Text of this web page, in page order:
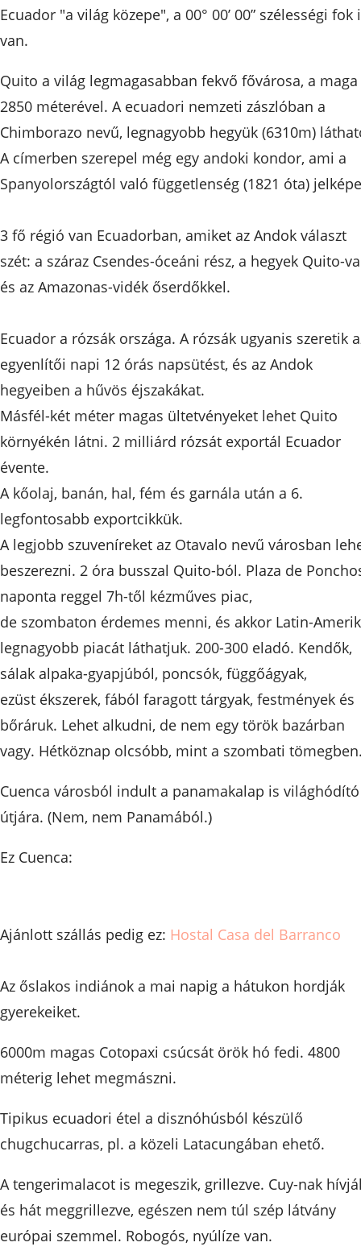
Ecuador "a világ közepe", a 00° 00’ 00” szélességi fok
van.
Quito a világ legmagasabban fekvő fővárosa, a maga
2850 méterével. A ecuadori nemzeti zászlóban a
Chimborazo nevű, legnagyobb hegyük (6310m)
A címerben szerepel még egy andoki kondor, ami a
Spanyolországtól való függetlenség (1821 óta) jelképe
3 fő régió van Ecuadorban, amiket az Andok választ
szét: a száraz Csendes-óceáni rész, a hegyek Quito-
és az Amazonas-vidék őserdőkkel.
Ecuador a rózsák országa. A rózsák ugyanis szeretik
egyenlítői napi 12 órás napsütést, és az Andok
hegyeiben a hűvös éjszakákat.
Másfél-két méter magas ültetvényeket lehet Quito
környékén látni. 2 milliárd rózsát exportál Ecuador
évente.
A kőolaj, banán, hal, fém és garnála után a 6.
legfontosabb exportcikkük.
A legjobb szuveníreket az Otavalo nevű városban
beszerezni. 2 óra busszal Quito-ból. Plaza de
naponta reggel 7h-től kézműves piac,
de szombaton érdemes menni, és akkor Latin-
legnagyobb piacát láthatjuk. 200-300 eladó. Kendők,
sálak alpaka-gyapjúból, poncsók, függőágyak,
ezüst ékszerek, fából faragott tárgyak, festmények és
bőráruk. Lehet alkudni, de nem egy török bazárban
vagy. Hétköznap olcsóbb, mint a szombati
Cuenca városból indult a panamakalap is világhódító
útjára. (Nem, nem Panamából.)
Ez Cuenca:
Ajánlott szállás pedig ez: Hostal Casa del Barranco
Az őslakos indiánok a mai napig a hátukon hordják
gyerekeiket.
6000m magas Cotopaxi csúcsát örök hó fedi. 4800
méterig lehet megmászni.
Tipikus ecuadori étel a disznóhúsból készülő
chugchucarras, pl. a közeli Latacungában ehető.
A tengerimalacot is megeszik, grillezve. Cuy-nak
és hát meggrillezve, egészen nem túl szép látvány
európai szemmel. Robogós, nyúlíze van.